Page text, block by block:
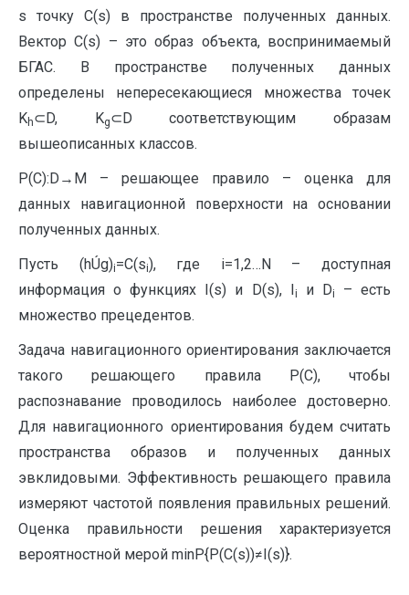
s точку C(s) в пространстве полученных данных.
Вектор C(s) – это образ объекта, воспринимаемый
БГАС. В пространстве полученных данных
определены непересекающиеся множества точек
Kh⊂D, Kg⊂D соответствующим образам
вышеописанных классов.
P(C):D→M – решающее правило – оценка для
данных навигационной поверхности на основании
полученных данных.
Пусть (hÚg)i=C(si), где i=1,2…N – доступная
информация о функциях I(s) и D(s), Ii и Di
– есть
множество прецедентов.
Задача навигационного ориентирования заключается
такого решающего правила P(C), чтобы
распознавание проводилось наиболее достоверно.
Для навигационного ориентирования будем считать
пространства образов и полученных данных
эвклидовыми. Эффективность решающего правила
измеряют частотой появления правильных решений.
Оценка правильности решения характеризуется
вероятностной мерой minP{P(C(s))≠I(s)}.